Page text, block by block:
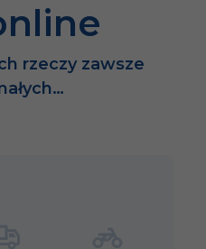
rzeczy zawsze